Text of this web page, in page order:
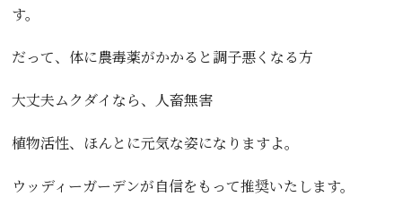
す。
だって、体に農毒薬がかかると調子悪くなる方
大丈夫ムクダイなら、人畜無害
植物活性、ほんとに元気な姿になりますよ。
ウッディーガーデンが自信をもって推奨いたします。